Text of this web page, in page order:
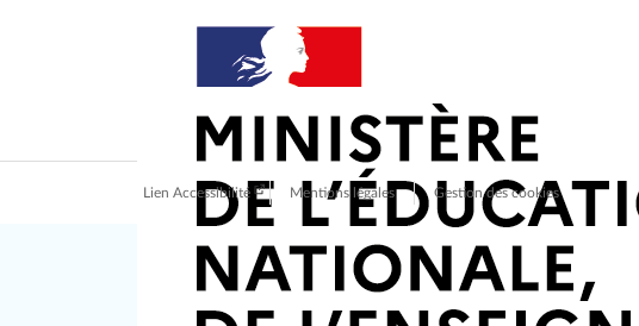
Lien Accessibilité Mentions légales Gestion des cookies